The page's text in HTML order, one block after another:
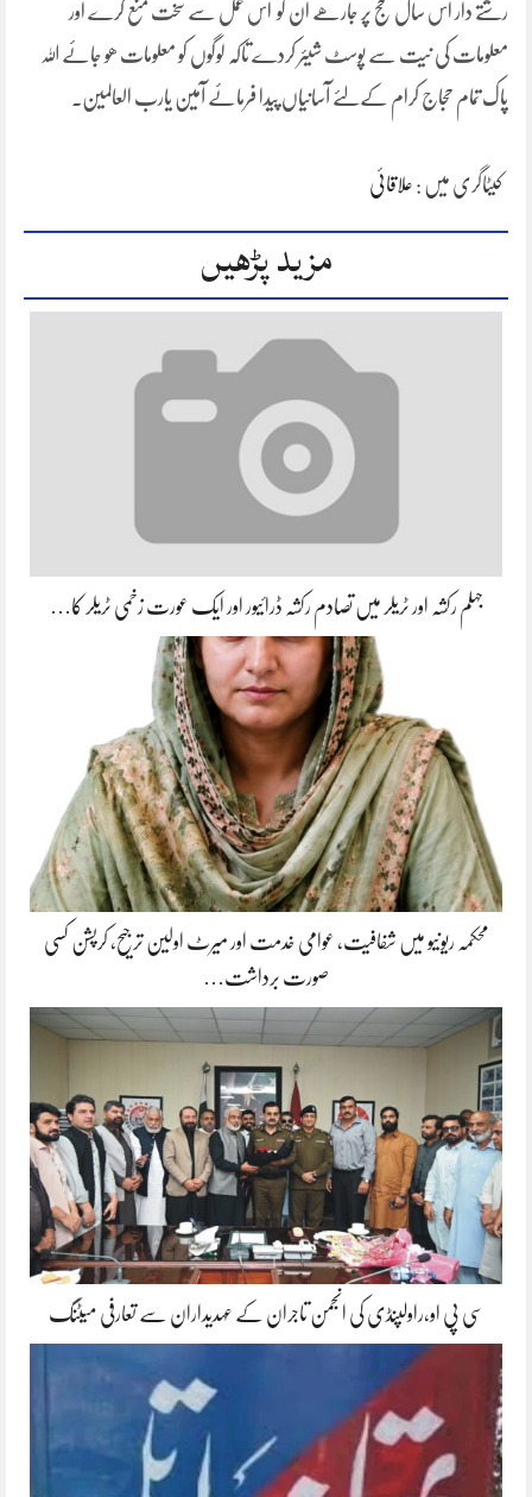
رشتے دار اس سال حج پر جارھے ان کو اس عمل سے سخت منع کرے اور
معلومات کی نیت سے پوسٹ شیئر کردے تاکہ لوگوں کو معلومات ھو جائے اللہ
پاک تمام حجاج کرام کےلئے آسانیاں پیدا فرمائے آمین یارب العالمین۔
کیٹاگری میں : علاقائی
مزید پڑھیں
جہلم رکشہ اور ٹریلر میں تصادم رکشہ ڈرائیور اور ایک عورت زخمی ٹریلر کا…
محکمہ ریونیو میں شفافیت، عوامی خدمت اور میرٹ اولین ترجیح، کرپشن کسی
صورت برداشت…
سی پی او،راولپنڈی کی انجمن تاجران کے عہدیداران سے تعارفی میٹنگ